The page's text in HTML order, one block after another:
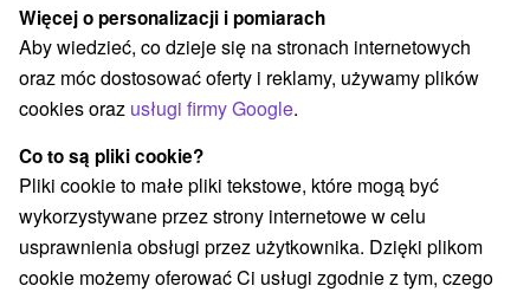
Wyświetl stronę internetową
Przejdź do
Facebook
Mníšany
049 16
Magnezitovce
GPS:
N +48° 40' 30.35''
E +20° 13' 53.89''
Więcej o personalizacji i pomiarach
Aby wiedzieć, co dzieje się na stronach internetowych
oraz móc dostosować oferty i reklamy, używamy plików
cookies oraz usługi firmy Google.
Co to są pliki cookie?
Pliki cookie to małe pliki tekstowe, które mogą być
wykorzystywane przez strony internetowe w celu
usprawnienia obsługi przez użytkownika. Dzięki plikom
cookie możemy oferować Ci usługi zgodnie z tym, czego